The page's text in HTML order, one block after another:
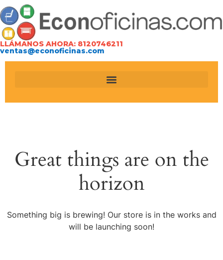
LLÁMANOS AHORA: 8120746211
ventas@econoficinas.com
Great things are on the
horizon
Something big is brewing! Our store is in the works and
will be launching soon!